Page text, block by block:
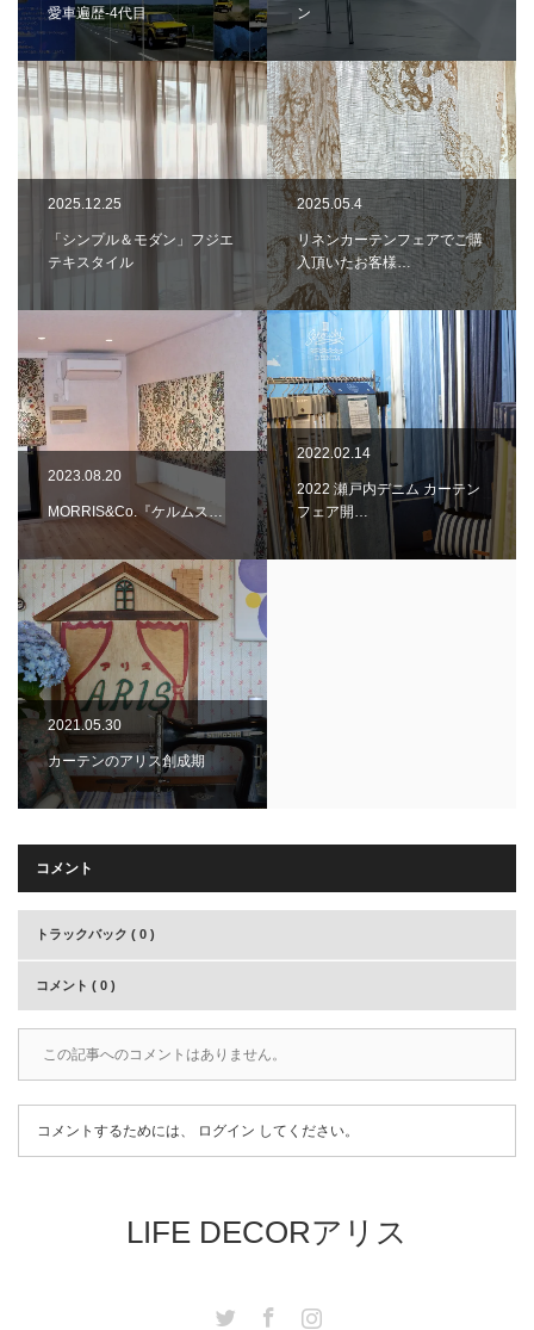
愛車遍歴-4代目
ン
2025.12.25
「シンプル＆モダン」フジエ
テキスタイル
2025.05.4
リネンカーテンフェアでご購
入頂いたお客様…
2023.08.20
MORRIS&Co.『ケルムス…
2022.02.14
2022 瀬戸内デニム カーテン
フェア開…
2021.05.30
カーテンのアリス創成期
コメント
トラックバック ( 0 )
コメント ( 0 )
この記事へのコメントはありません。
コメントするためには、 ログイン してください。
LIFE DECORアリス
Twitter Facebook